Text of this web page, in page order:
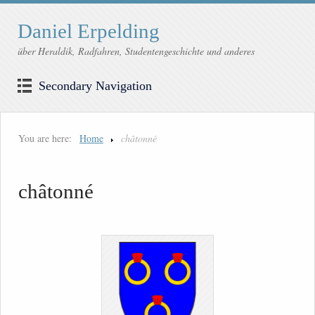
Daniel Erpelding
über Heraldik, Radfahren, Studentengeschichte und anderes
Secondary Navigation
You are here: Home châtonné
châtonné